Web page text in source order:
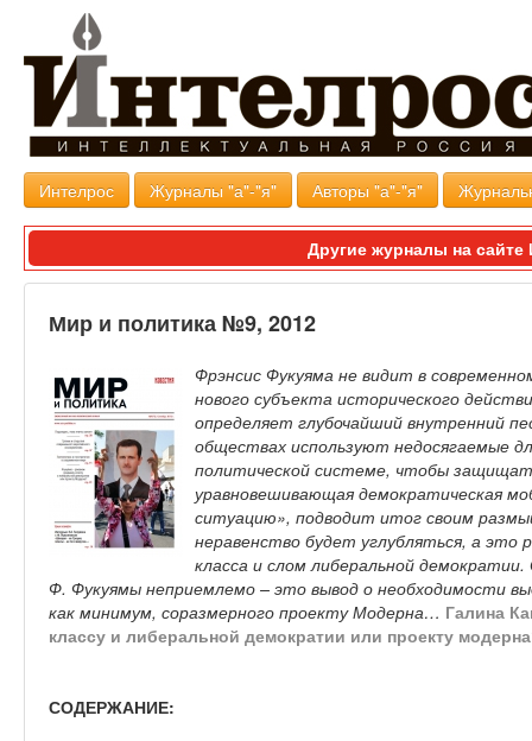
Интелрос Журналы "а"-"я" Авторы "а"-"я"
Другие журналы на
Мир и политика №9, 2012
Фрэнсис Фукуяма не видит в
нового субъекта исторического
определяет глубочайший внутренний
обществах используют недосягаемые
политической системе, чтобы
уравновешивающая демократическая
ситуацию», подводит итог своим
неравенство будет углубляться, а
класса и слом либеральной
Ф. Фукуямы неприемлемо – это вывод о необходимости
как минимум, соразмерного проекту Модерна… Галина
классу и либеральной демократии или проекту
СОДЕРЖАНИЕ: